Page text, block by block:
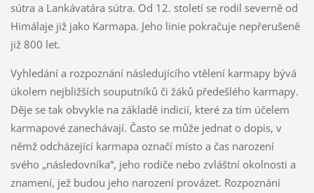
sútra a Lankávatára sútra. Od 12. století se rodil severně od
Himálaje již jako Karmapa. Jeho linie pokračuje nepřerušeně
již 800 let.
Vyhledání a rozpoznání následujícího vtělení karmapy bývá
úkolem nejbližších souputníků či žáků předešlého karmapy.
Děje se tak obvykle na základě indicií, které za tím účelem
karmapové zanechávají. Často se může jednat o dopis, v
němž odcházející karmapa označí místo a čas narození
svého „následovníka“, jeho rodiče nebo zvláštní okolnosti a
znamení, jež budou jeho narození provázet. Rozpoznání